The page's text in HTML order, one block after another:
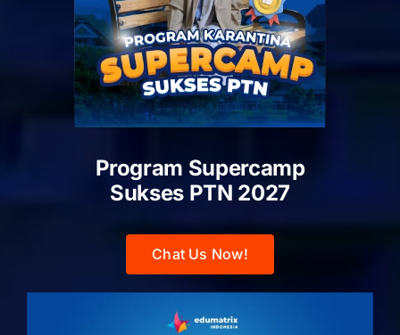
Program Supercamp
Sukses PTN 2027
Chat Us Now!